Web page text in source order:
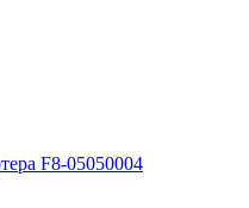
F8-05050004